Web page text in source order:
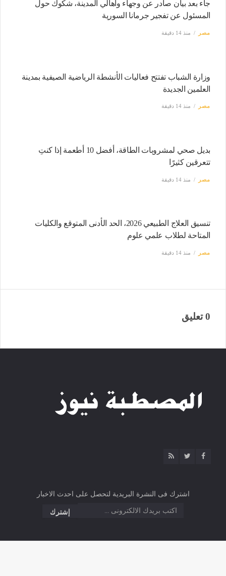
جاء بعد بيان صادر عن وجهاء وأهالي المدينة، شكوك حول
المسئول عن تفجير جرمانا السورية
مصر منذ 14 دقيقة
وزارة الشباب تفتتح فعاليات الأنشطة الرياضية الصيفية بمدينة
العلمين الجديدة
مصر منذ 14 دقيقة
بديل صحي لمشروبات الطاقة، أفضل 10 أطعمة إذا كنتِ
تتعرقين كثيرًا
مصر منذ 14 دقيقة
تنسيق العلاج الطبيعي 2026، الحد الأدنى المتوقع والكليات
المتاحة لطلاب علمي علوم
مصر منذ 14 دقيقة
0 تعليق
اشترك فى النشرة البريدية لتحصل على احدث الاخبار